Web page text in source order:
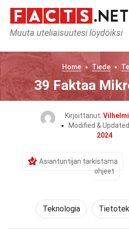
Muuta uteliaisuutesi löydöiksi
Home Tiede
39 Faktaa
Kirjoittanut:
Modified &
2024
Asiantuntijan tarkistama
ohjeet
Teknologia